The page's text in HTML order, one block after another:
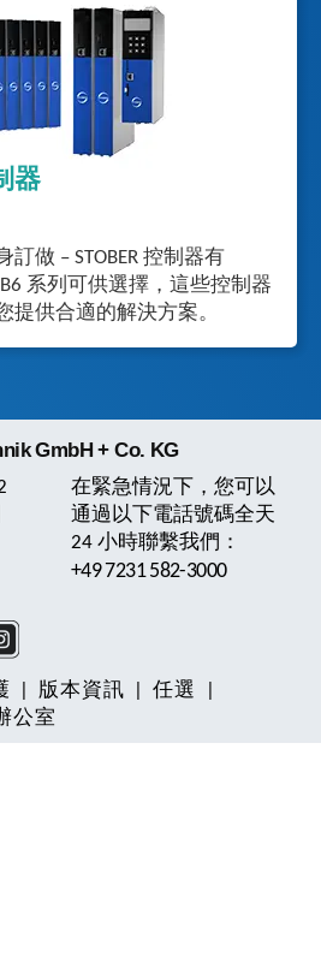
器
做 – STOBER 控制器有
系列可供選擇，這些控制器
提供合適的解決方案。
GmbH + Co. KG
在緊急情況下，您可以
通過以下電話號碼全天
24 小時聯繫我們：
+49 7231 582-3000
版本資訊 任選
公室